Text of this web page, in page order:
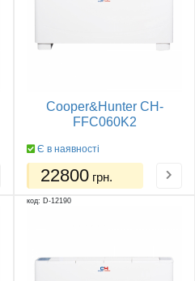
Cooper&Hunter CH-
FFC060K2
Є в наявності
22800 грн.
код: D-12190